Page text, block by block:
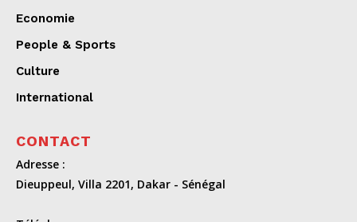
Economie
People & Sports
Culture
International
CONTACT
Adresse :
Dieuppeul, Villa 2201, Dakar - Sénégal